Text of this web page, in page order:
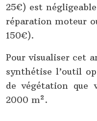
25€) est
réparation moteur
150€).
Pour visualiser cet
synthétise l’outil
de végétation que
2000 m².